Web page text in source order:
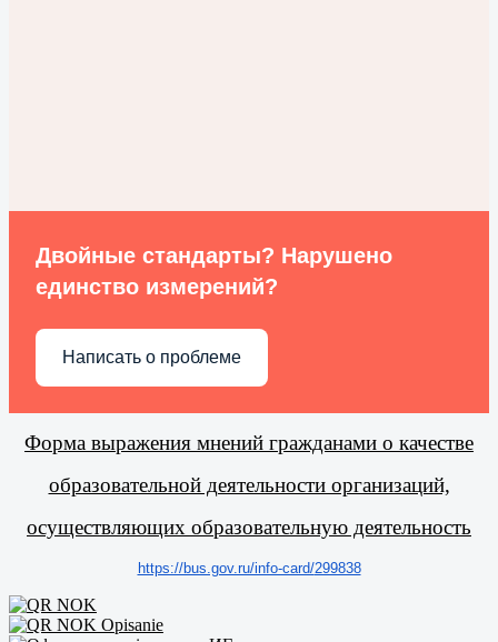
Двойные стандарты? Нарушено
единство измерений?
Написать о проблеме
Форма выражения мнений гражданами о качестве
образовательной деятельности организаций,
осуществляющих образовательную деятельность
https://bus.gov.ru/info-card/299838